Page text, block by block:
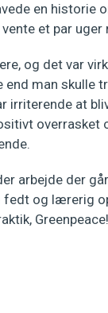
en historie
et par
og det var
man skulle
irriterende at
overrasket
arbejde der
og lærerig
Greenpeace!